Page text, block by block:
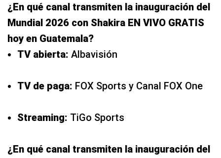
¿En qué canal transmiten la inauguración del
Mundial 2026 con Shakira EN VIVO GRATIS
hoy en Guatemala?
TV abierta: Albavisión
TV de paga: FOX Sports y Canal FOX One
Streaming: TiGo Sports
¿En qué canal transmiten la inauguración del